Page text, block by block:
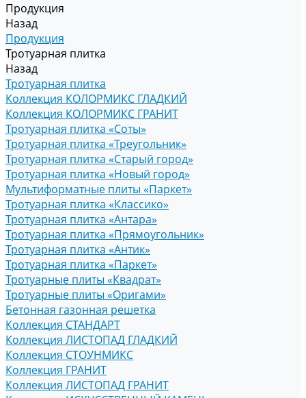
Продукция
Назад
Продукция
Тротуарная плитка
Назад
Тротуарная плитка
Коллекция КОЛОРМИКС ГЛАДКИЙ
Коллекция КОЛОРМИКС ГРАНИТ
Тротуарная плитка «Соты»
Тротуарная плитка «Треугольник»
Тротуарная плитка «Старый город»
Тротуарная плитка «Новый город»
Мультиформатные плиты «Паркет»
Тротуарная плитка «Классико»
Тротуарная плитка «Антара»
Тротуарная плитка «Прямоугольник»
Тротуарная плитка «Антик»
Тротуарная плитка «Паркет»
Тротуарные плиты «Квадрат»
Тротуарные плиты «Оригами»
Бетонная газонная решетка
Коллекция СТАНДАРТ
Коллекция ЛИСТОПАД ГЛАДКИЙ
Коллекция СТОУНМИКС
Коллекция ГРАНИТ
Коллекция ЛИСТОПАД ГРАНИТ